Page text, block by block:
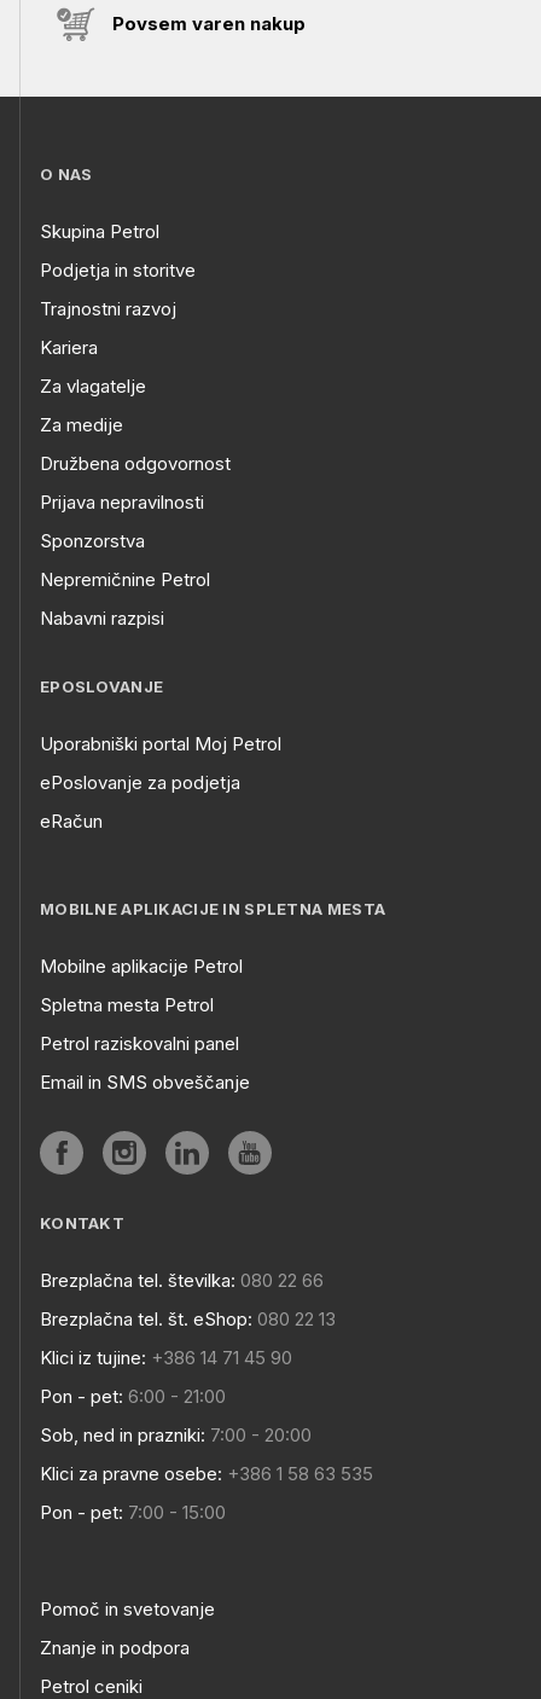
Povsem varen nakup
O NAS
Skupina Petrol
Podjetja in storitve
Trajnostni razvoj
Kariera
Za vlagatelje
Za medije
Družbena odgovornost
Prijava nepravilnosti
Sponzorstva
Nepremičnine Petrol
Nabavni razpisi
EPOSLOVANJE
Uporabniški portal Moj Petrol
ePoslovanje za podjetja
eRačun
MOBILNE APLIKACIJE IN SPLETNA MESTA
Mobilne aplikacije Petrol
Spletna mesta Petrol
Petrol raziskovalni panel
Email in SMS obveščanje
KONTAKT
Brezplačna tel. številka: 080 22 66
Brezplačna tel. št. eShop: 080 22 13
Klici iz tujine: +386 14 71 45 90
Pon - pet: 6:00 - 21:00
Sob, ned in prazniki: 7:00 - 20:00
Klici za pravne osebe: +386 1 58 63 535
Pon - pet: 7:00 - 15:00
Pomoč in svetovanje
Znanje in podpora
Petrol ceniki